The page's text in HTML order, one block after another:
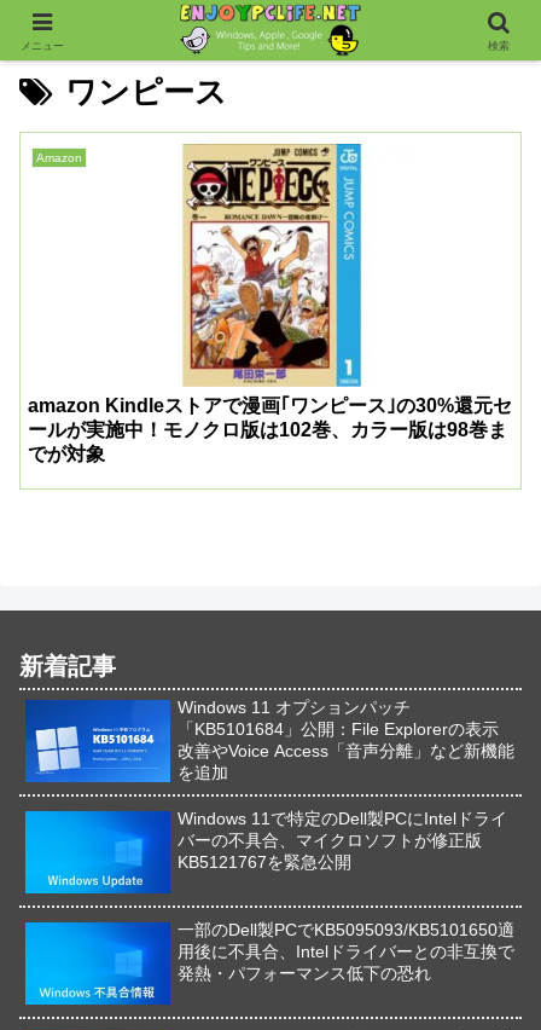
ワンピース
Amazon
amazon Kindleストアで漫画｢ワンピース｣の30%還元セ
ールが実施中！モノクロ版は102巻、カラー版は98巻ま
でが対象
新着記事
Windows 11 オプションパッチ
「KB5101684」公開：File Explorerの表示
改善やVoice Access「音声分離」など新機能
を追加
Windows 11で特定のDell製PCにIntelドライ
バーの不具合、マイクロソフトが修正版
KB5121767を緊急公開
一部のDell製PCでKB5095093/KB5101650適
用後に不具合、Intelドライバーとの非互換で
発熱・パフォーマンス低下の恐れ
メニュー 検索